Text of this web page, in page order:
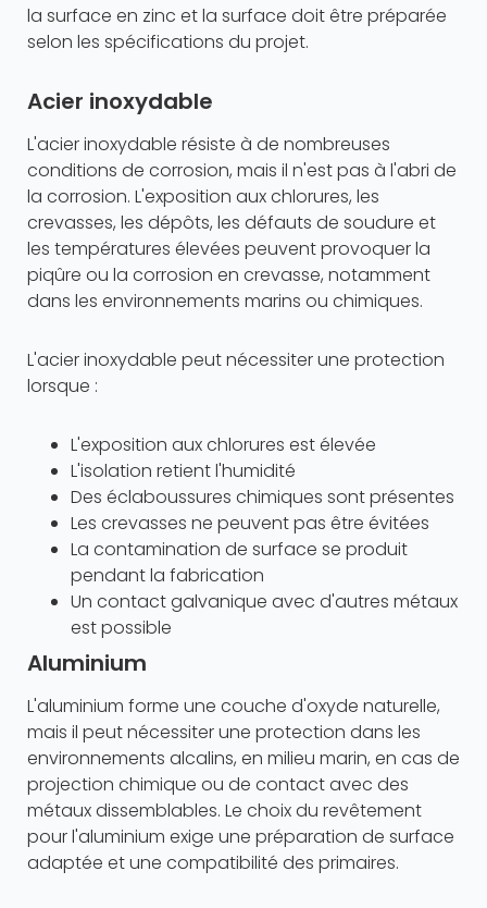
la surface en zinc et la surface doit être préparée
selon les spécifications du projet.
Acier inoxydable
L'acier inoxydable résiste à de nombreuses
conditions de corrosion, mais il n'est pas à l'abri de
la corrosion. L'exposition aux chlorures, les
crevasses, les dépôts, les défauts de soudure et
les températures élevées peuvent provoquer la
piqûre ou la corrosion en crevasse, notamment
dans les environnements marins ou chimiques.
L'acier inoxydable peut nécessiter une protection
lorsque :
L'exposition aux chlorures est élevée
L'isolation retient l'humidité
Des éclaboussures chimiques sont présentes
Les crevasses ne peuvent pas être évitées
La contamination de surface se produit
pendant la fabrication
Un contact galvanique avec d'autres métaux
est possible
Aluminium
L'aluminium forme une couche d'oxyde naturelle,
mais il peut nécessiter une protection dans les
environnements alcalins, en milieu marin, en cas de
projection chimique ou de contact avec des
métaux dissemblables. Le choix du revêtement
pour l'aluminium exige une préparation de surface
adaptée et une compatibilité des primaires.